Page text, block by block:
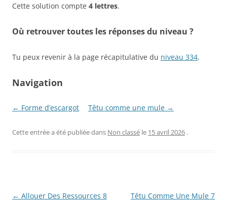
Cette solution compte 4 lettres.
Où retrouver toutes les réponses du niveau ?
Tu peux revenir à la page récapitulative du niveau 334.
Navigation
← Forme d’escargot Têtu comme une mule →
Cette entrée a été publiée dans Non classé le 15 avril 2026 .
Navigation
← Allouer Des Ressources 8
Têtu Comme Une Mule 7